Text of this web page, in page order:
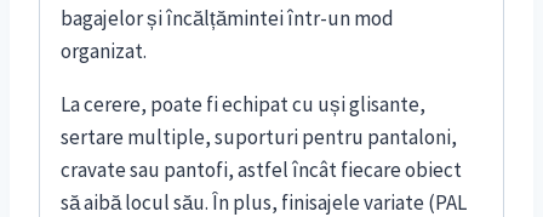
bagajelor și încălțămintei într-un mod
organizat.
La cerere, poate fi echipat cu uși glisante,
sertare multiple, suporturi pentru pantaloni,
cravate sau pantofi, astfel încât fiecare obiect
să aibă locul său. În plus, finisajele variate (PAL